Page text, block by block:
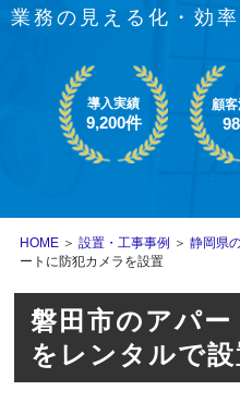
業務の見える化・効
導入実績
9,200件
顧
HOME ＞設置・工事事例 ＞静岡県
ートに防犯カメラを設置
磐田市のアパー
をレンタルで設